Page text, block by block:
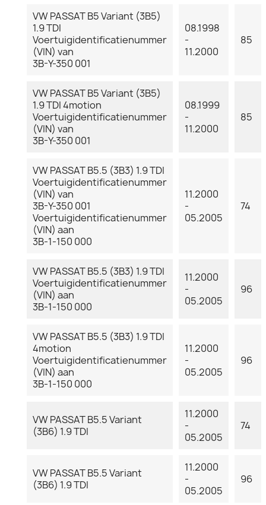
VW PASSAT B5 Variant (3B5)
1.9 TDI
Voertuigidentificatienummer
(VIN) van
3B-Y-350 001
08.1998
-
11.2000
85
VW PASSAT B5 Variant (3B5)
1.9 TDI 4motion
Voertuigidentificatienummer
(VIN) van
3B-Y-350 001
08.1999
-
11.2000
85
VW PASSAT B5.5 (3B3) 1.9 TDI
Voertuigidentificatienummer
(VIN) van
3B-Y-350 001
Voertuigidentificatienummer
(VIN) aan
3B-1-150 000
11.2000
-
05.2005
74
VW PASSAT B5.5 (3B3) 1.9 TDI
Voertuigidentificatienummer
(VIN) aan
3B-1-150 000
11.2000
-
05.2005
96
VW PASSAT B5.5 (3B3) 1.9 TDI
4motion
Voertuigidentificatienummer
(VIN) aan
3B-1-150 000
11.2000
-
05.2005
96
VW PASSAT B5.5 Variant
(3B6) 1.9 TDI
11.2000
-
05.2005
74
VW PASSAT B5.5 Variant
(3B6) 1.9 TDI
11.2000
-
05.2005
96